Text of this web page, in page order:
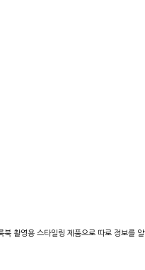
북 촬영용 스타일링 제품으로 따로 정보를